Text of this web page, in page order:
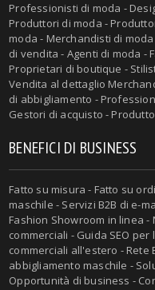
Professionisti di moda -
Produttori di moda -
moda - Merchandisti di
di vendita - Agenti di moda -
Proprietari di boutique -
Vendita al dettaglio
di abbigliamento -
Gestori di acquisto -
BENEFICI DI BUSINESS
Fatto su misura - Fatto su
maschile - Servizi B2B di e-
Fashion Showroom in linea
commerciali - Guida SEO
commerciali all'estero -
abbigliamento maschile -
Opportunità di business -